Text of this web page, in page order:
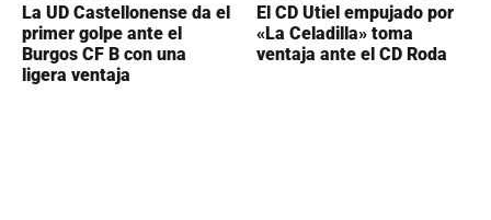
La UD Castellonense da el
primer golpe ante el
Burgos CF B con una
ligera ventaja
El CD Utiel empujado por
«La Celadilla» toma
ventaja ante el CD Roda